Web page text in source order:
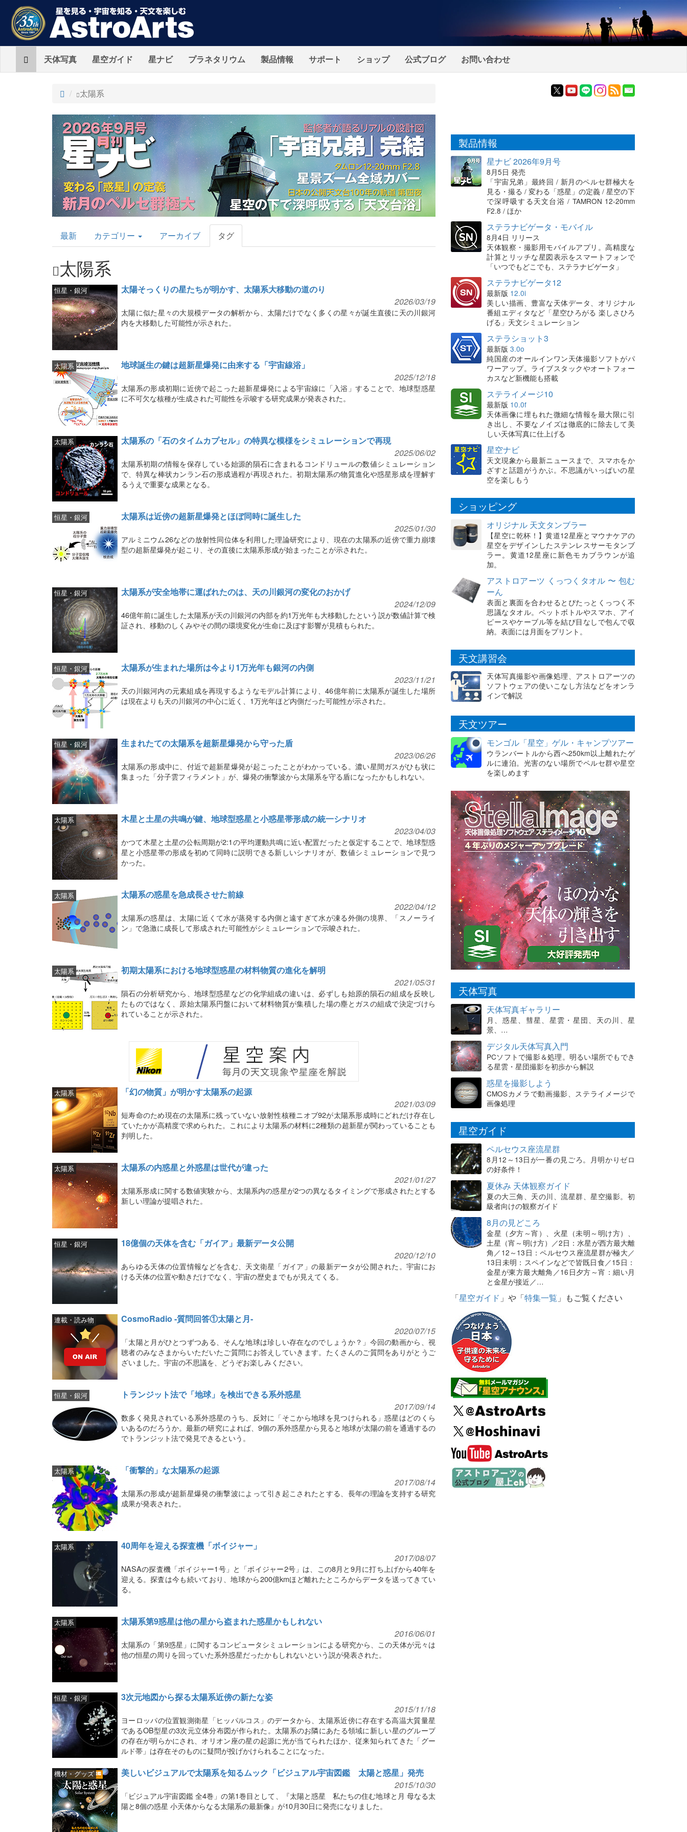
Home天体写真 星空ガイド 星ナビ プラネタリウム 製品情報 サポート ショップ 公式ブログ お問い合わせ
ト
プ
太陽系
AstroArts
Topics
最新 カテゴリー アーカイブ タグ
太陽系
太陽そっくりの星たちが明かす、太陽系大移動の道のり
恒星・銀河
2026/03/19
太陽に似た星々の大規模データの解析から、太陽だけでなく多くの星々が誕生直後に天の川銀河
内を大移動した可能性が示された。
地球誕生の鍵は超新星爆発に由来する「宇宙線浴」
太陽系
2025/12/18
太陽系の形成初期に近傍で起こった超新星爆発による宇宙線に「入浴」することで、地球型惑星
に不可欠な核種が生成された可能性を示唆する研究成果が発表された。
太陽系の「⽯のタイムカプセル」の特異な模様をシミュレーションで再現
太陽系
2025/06/02
太陽系初期の情報を保存している始源的隕石に含まれるコンドリュールの数値シミュレーション
で、特異な棒状カンラン石の形成過程が再現された。初期太陽系の物質進化や惑星形成を理解す
るうえで重要な成果となる。
太陽系は近傍の超新星爆発とほぼ同時に誕生した
恒星・銀河
2025/01/30
アルミニウム26などの放射性同位体を利用した理論研究により、現在の太陽系の近傍で重力崩壊
型の超新星爆発が起こり、その直後に太陽系形成が始まったことが示された。
太陽系が安全地帯に運ばれたのは、天の川銀河の変化のおかげ
恒星・銀河
2024/12/09
46億年前に誕生した太陽系が天の川銀河の内部を約1万光年も大移動したという説が数値計算で検
証され、移動のしくみやその間の環境変化が生命に及ぼす影響が見積もられた。
太陽系が生まれた場所は今より1万光年も銀河の内側
恒星・銀河
2023/11/21
天の川銀河内の元素組成を再現するようなモデル計算により、46億年前に太陽系が誕生した場所
は現在よりも天の川銀河の中心に近く、1万光年ほど内側だった可能性が示された。
生まれたての太陽系を超新星爆発から守った盾
恒星・銀河
2023/06/26
太陽系の形成中に、付近で超新星爆発が起こったことがわかっている。濃い星間ガスがひも状に
集まった「分子雲フィラメント」が、爆発の衝撃波から太陽系を守る盾になったかもしれない。
木星と土星の共鳴が鍵、地球型惑星と小惑星帯形成の統一シナリオ
太陽系
2023/04/03
かつて木星と土星の公転周期が2:1の平均運動共鳴に近い配置だったと仮定することで、地球型惑
星と小惑星帯の形成を初めて同時に説明できる新しいシナリオが、数値シミュレーションで見つ
かった。
太陽系の惑星を急成長させた前線
太陽系
2022/04/12
太陽系の惑星は、太陽に近くて水が蒸発する内側と遠すぎて水が凍る外側の境界、「スノーライ
ン」で急激に成長して形成された可能性がシミュレーションで示唆された。
初期太陽系における地球型惑星の材料物質の進化を解明
太陽系
2021/05/31
隕石の分析研究から、地球型惑星などの化学組成の違いは、必ずしも始原的隕石の組成を反映し
たものではなく、原始太陽系円盤において材料物質が集積した場の塵とガスの組成で決定づけら
れていることが示された。
「幻の物質」が明かす太陽系の起源
太陽系
2021/03/09
短寿命のため現在の太陽系に残っていない放射性核種ニオブ92が太陽系形成時にどれだけ存在し
ていたかが高精度で求められた。これにより太陽系の材料に2種類の超新星が関わっていることも
判明した。
太陽系の内惑星と外惑星は世代が違った
太陽系
2021/01/27
太陽系形成に関する数値実験から、太陽系内の惑星が2つの異なるタイミングで形成されたとする
新しい理論が提唱された。
18億個の天体を含む「ガイア」最新データ公開
恒星・銀河
2020/12/10
あらゆる天体の位置情報などを含む、天文衛星「ガイア」の最新データが公開された。宇宙にお
ける天体の位置や動きだけでなく、宇宙の歴史までもが見えてくる。
CosmoRadio -質問回答①太陽と月-
連載・読み物
2020/07/15
「太陽と月がひとつずつある、そんな地球は珍しい存在なのでしょうか？」今回の動画から、視
聴者のみなさまからいただいたご質問にお答えしていきます。たくさんのご質問をありがとうご
ざいました。宇宙の不思議を、どうぞお楽しみください。
トランジット法で「地球」を検出できる系外惑星
恒星・銀河
2017/09/14
数多く発見されている系外惑星のうち、反対に「そこから地球を見つけられる」惑星はどのくら
いあるのだろうか。最新の研究によれば、9個の系外惑星から見ると地球が太陽の前を通過するの
でトランジット法で発見できるという。
「衝撃的」な太陽系の起源
太陽系
2017/08/14
太陽系の形成が超新星爆発の衝撃波によって引き起こされたとする、長年の理論を支持する研究
成果が発表された。
40周年を迎える探査機「ボイジャー」
太陽系
2017/08/07
NASAの探査機「ボイジャー1号」と「ボイジャー2号」は、この8月と9月に打ち上げから40年を
迎える。探査は今も続いており、地球から200億kmほど離れたところからデータを送ってきてい
る。
太陽系第9惑星は他の星から盗まれた惑星かもしれない
太陽系
2016/06/01
太陽系の「第9惑星」に関するコンピュータシミュレーションによる研究から、この天体が元々は
他の恒星の周りを回っていた系外惑星だったかもしれないという説が発表された。
3次元地図から探る太陽系近傍の新たな姿
恒星・銀河
2015/11/18
ヨーロッパの位置観測衛星「ヒッパルコス」のデータから、太陽系近傍に存在する高温大質量星
であるOB型星の3次元立体分布図が作られた。太陽系のお隣にあたる領域に新しい星のグループ
の存在が明らかにされ、オリオン座の星の起源に光が当てられたほか、従来知られてきた「グー
ルド帯」は存在そのものに疑問が投げかけられることになった。
美しいビジュアルで太陽系を知るムック「ビジュアル宇宙図鑑 太陽と惑星」発売
機材・グッズ
2015/10/30
「ビジュアル宇宙図鑑 全4巻」の第1巻目として、『太陽と惑星 私たちの住む地球と月 母なる太
陽と8個の惑星 小天体からなる太陽系の最新像』が10月30日に発売になりました。
製品情報
星ナビ 2026年9月号
8月5日 発売
「宇宙兄弟」最終回 / 新月のペルセ群極大を
見る・撮る / 変わる「惑星」の定義 / 星空の下
で深呼吸する天文台浴 / TAMRON 12-20mm
F2.8 / ほか
ステラナビゲータ・モバイル
8月4日 リリース
天体観察・撮影用モバイルアプリ。高精度な
計算とリッチな星図表示をスマートフォンで
「いつでもどこでも、ステラナビゲータ」
ステラナビゲータ12
最新版 12.0i
美しい描画、豊富な天体データ、オリジナル
番組エディタなど「星空ひろがる 楽しさひろ
げる」天文シミュレーション
ステラショット3
最新版 3.0o
純国産のオールインワン天体撮影ソフトがパ
ワーアップ。ライブスタックやオートフォー
カスなど新機能も搭載
ステライメージ10
最新版 10.0f
天体画像に埋もれた微細な情報を最大限に引
き出し、不要なノイズは徹底的に除去して美
しい天体写真に仕上げる
星空ナビ
天文現象から最新ニュースまで、スマホをか
ざすと話題がうかぶ。不思議がいっぱいの星
空を楽しもう
ショッピング
オリジナル 天文タンブラー
【星空に乾杯！】黄道12星座とマウナケアの
星空をデザインしたステンレスサーモタンブ
ラー。黄道12星座に新色モカブラウンが追
加。
アストロアーツ くっつくタオル 〜 包む
ーん
表面と裏面を合わせるとぴたっとくっつく不
思議なタオル。ペットボトルやスマホ、アイ
ピースやケーブル等を結び目なしで包んで収
納。表面には月面をプリント。
天文講習会
天体写真撮影や画像処理、アストロアーツの
ソフトウェアの使いこなし方法などをオンラ
インで解説
天文ツアー
モンゴル「星空」ゲル・キャンプツアー
ウランバートルから西へ250km以上離れたゲ
ルに連泊。光害のない場所でペルセ群や星空
を楽しめます
天体写真
天体写真ギャラリー
月、惑星、彗星、星雲・星団、天の川、星
景、…
デジタル天体写真入門
PCソフトで撮影＆処理。明るい場所でもでき
る星雲・星団撮影を初歩から解説
惑星を撮影しよう
CMOSカメラで動画撮影、ステライメージで
画像処理
星空ガイド
ペルセウス座流星群
8月12～13日が一番の見ごろ。月明かりゼロ
の好条件！
夏休み 天体観察ガイド
夏の大三角、天の川、流星群、星空撮影。初
級者向けの観察ガイド
8月の見どころ
金星（夕方～宵）、火星（未明～明け方）、
土星（宵～明け方）／2日：水星が西方最大離
角／12～13日：ペルセウス座流星群が極大／
13日未明：スペインなどで皆既日食／15日：
金星が東方最大離角／16日夕方～宵：細い月
と金星が接近／…
「星空ガイド 」や「特集一覧 」もご覧ください